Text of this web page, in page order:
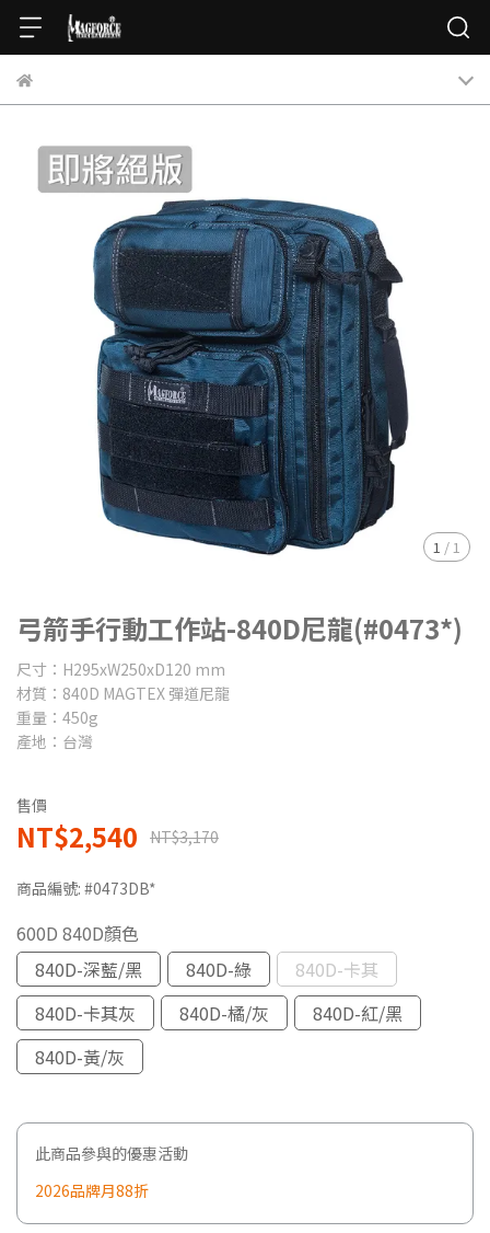
1 / 1
弓箭手行動工作站-840D尼龍(#0473*)
尺寸：H295xW250xD120 mm
材質：840D MAGTEX 彈道尼龍
重量：450g
產地：台灣
售價
NT$2,540 NT$3,170
商品編號: #0473DB*
600D 840D顏色
840D-深藍/黑
840D-綠
840D-卡其
840D-卡其灰
840D-橘/灰
840D-紅/黑
840D-黃/灰
此商品參與的優惠活動
2026品牌月88折